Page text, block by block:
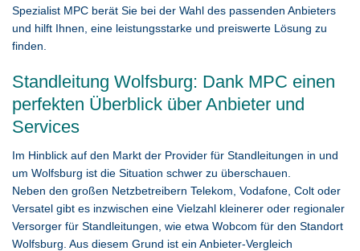
Spezialist MPC berät Sie bei der Wahl des passenden Anbieters
und hilft Ihnen, eine leistungsstarke und preiswerte Lösung zu
finden.
Standleitung Wolfsburg: Dank MPC einen
perfekten Überblick über Anbieter und
Services
Im Hinblick auf den Markt der Provider für Standleitungen in und
um Wolfsburg ist die Situation schwer zu überschauen.
Neben den großen Netzbetreibern Telekom, Vodafone, Colt oder
Versatel gibt es inzwischen eine Vielzahl kleinerer oder regionaler
Versorger für Standleitungen, wie etwa Wobcom für den Standort
Wolfsburg. Aus diesem Grund ist ein Anbieter-Vergleich